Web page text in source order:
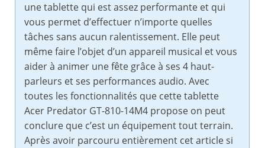
une tablette qui est assez performante et qui
vous permet d’effectuer n’importe quelles
tâches sans aucun ralentissement. Elle peut
même faire l’objet d’un appareil musical et vous
aider à animer une fête grâce à ses 4 haut-
parleurs et ses performances audio. Avec
toutes les fonctionnalités que cette tablette
Acer Predator GT-810-14M4 propose on peut
conclure que c’est un équipement tout terrain.
Après avoir parcouru entièrement cet article si